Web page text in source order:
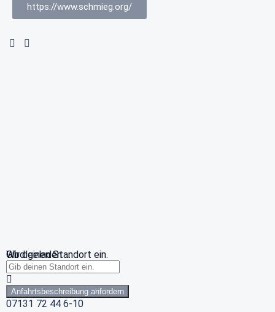
https://www.schmieg.org/
Wird geladen …
Gib deinen Standort ein.
Anfahrtsbeschreibung anfordern
07131 72 44 6-10